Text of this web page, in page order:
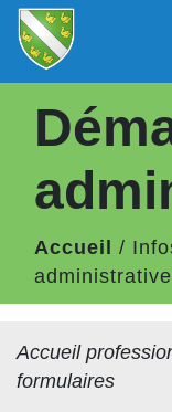
Accueil /
Accueil
formulaires